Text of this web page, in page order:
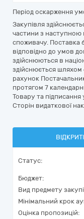
Період оскарження
Закупівля
частини з наступною
споживачу. Поставка
відповідно до умов
здійснюються в
здійснюється шляхом
рахунок
протягом 7
Товару та
Сторін видаткової
Статус:
Бюджет:
Вид предмету
Мінімальний крок
Оцінка пропозицій: